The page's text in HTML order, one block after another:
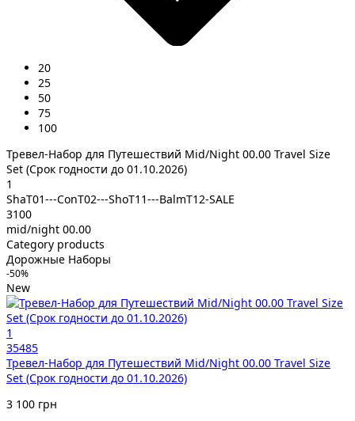
20
25
50
75
100
Тревел-Набор для Путешествий Mid/Night 00.00 Travel Size
Set (Срок годности до 01.10.2026)
1
ShaT01---ConT02---ShoT11---BalmT12-SALE
3100
mid/night 00.00
Category products
Дорожные Наборы
-50%
New
1
35485
Тревел-Набор для Путешествий Mid/Night 00.00 Travel Size
Set (Срок годности до 01.10.2026)
3 100 грн